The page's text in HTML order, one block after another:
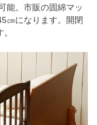
能。市販の固綿マッ
㎝になります。開閉